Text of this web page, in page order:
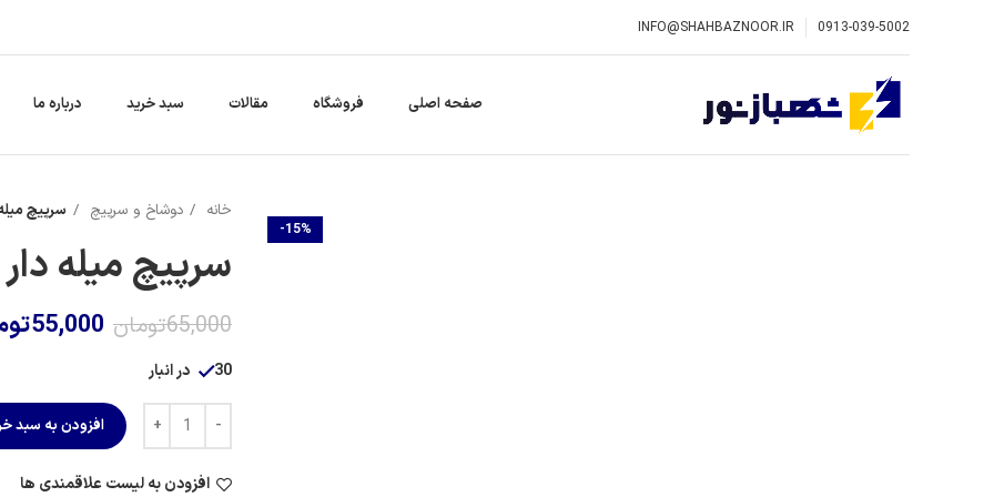
0913-039-5002
INFO@SHAHBAZNOOR.IR
صفحه اصلی فروشگاه مقالات سبد خرید درباره ما
-15%
خانه دوشاخ و سرپیچ سرپیچ میله
سرپیچ میله دار
65,000تومان 55,000
30 در انبار
افزودن به سبد
افزودن به لیست علاقمندی ها